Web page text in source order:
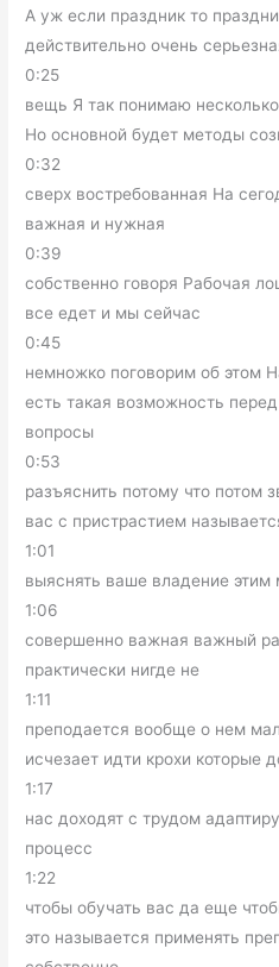
А уж если праздник то
действительно очень
0:25
вещь Я так понимаю
Но основной будет методы
0:32
сверх востребованная На
важная и нужная
0:39
собственно говоря Рабочая
все едет и мы сейчас
0:45
немножко поговорим об этом
есть такая возможность
вопросы
0:53
разъяснить потому что потом
вас с пристрастием
1:01
выяснять ваше владение этим
1:06
совершенно важная важный
практически нигде не
1:11
преподается вообще о нем
исчезает идти крохи которые
1:17
нас доходят с трудом
процесс
1:22
чтобы обучать вас да еще
это называется применять